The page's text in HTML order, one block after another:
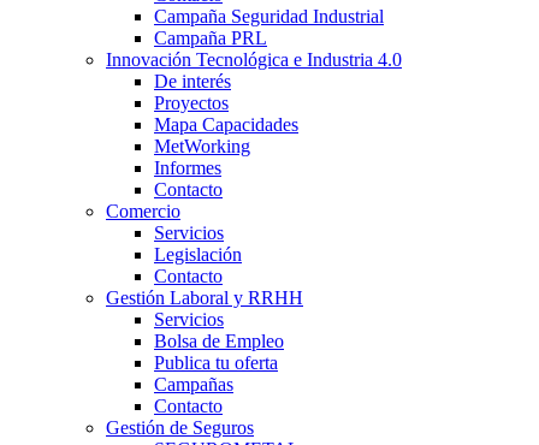
Campaña Seguridad Industrial
Campaña PRL
Innovación Tecnológica e Industria 4.0
De interés
Proyectos
Mapa Capacidades
MetWorking
Informes
Contacto
Comercio
Servicios
Legislación
Contacto
Gestión Laboral y RRHH
Servicios
Bolsa de Empleo
Publica tu oferta
Campañas
Contacto
Gestión de Seguros